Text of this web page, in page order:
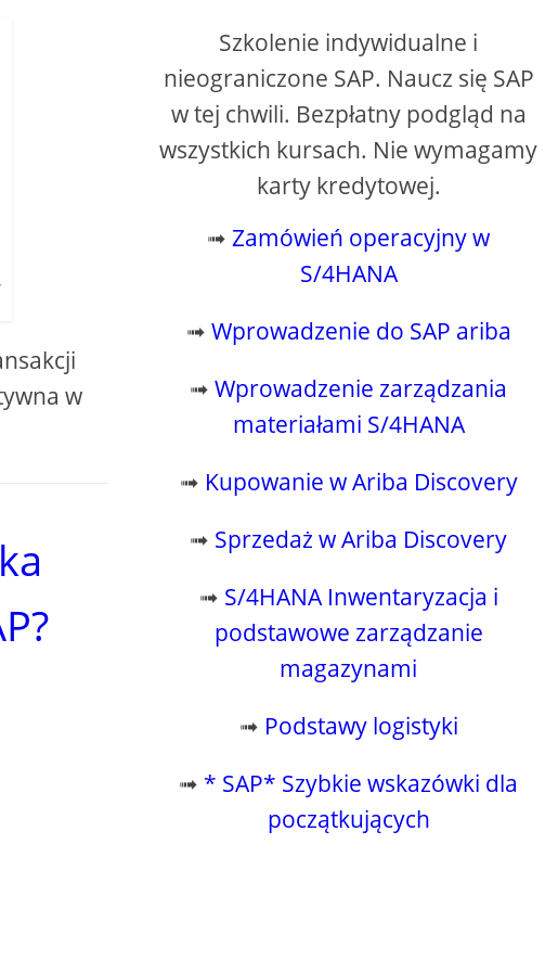
w
Szkolenie indywidualne i
nieograniczone SAP. Naucz się SAP
w tej chwili. Bezpłatny podgląd na
wszystkich kursach. Nie wymagamy
karty kredytowej.
➟Zamówień operacyjny w
S/4HANA
➟ Wprowadzenie do SAP ariba
➟Wprowadzenie zarządzania
materiałami S/4HANA
➟ Kupowanie w Ariba Discovery
➟ Sprzedaż w Ariba Discovery
➟ S/4HANA Inwentaryzacja i
podstawowe zarządzanie
magazynami
➟ Podstawy logistyki
➟ * SAP* Szybkie wskazówki dla
początkujących